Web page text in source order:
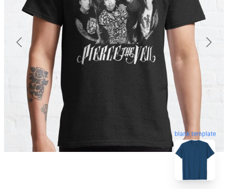
blank template